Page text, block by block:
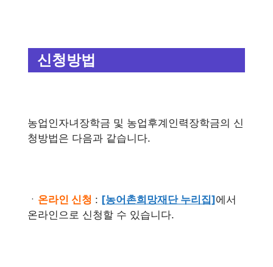
신청방법
농업인자녀장학금 및 농업후계인력장학금의 신
청방법은 다음과 같습니다.
ㆍ 온라인 신청 : [농어촌희망재단 누리집]에서
온라인으로 신청할 수 있습니다.